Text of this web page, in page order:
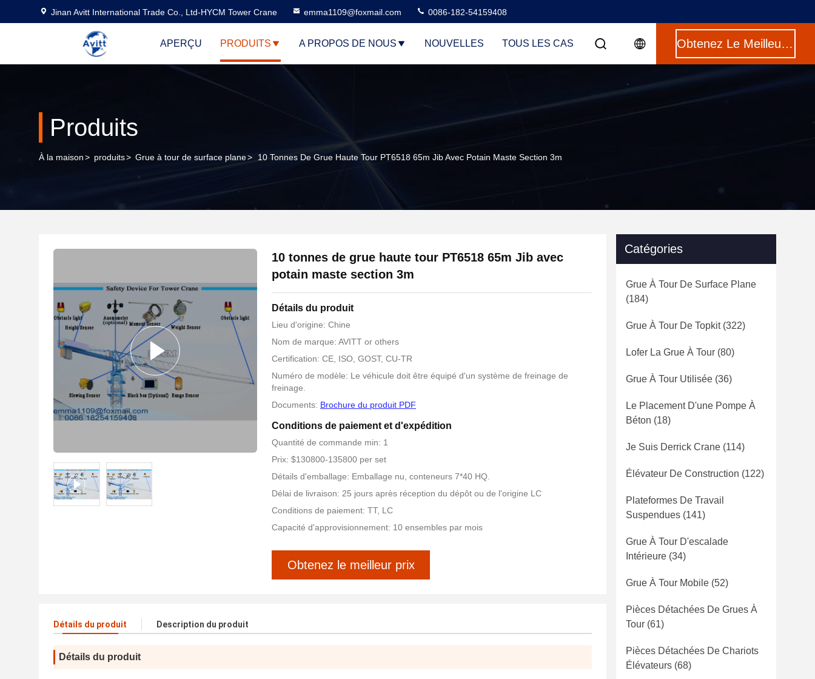
Jinan Avitt International Trade Co., Ltd-HYCM Tower Crane emma1109@foxmail.com 0086-182-54159408
APERÇU PRODUITS A PROPOS DE NOUS NOUVELLES TOUS LES CAS Obtenez Le Meilleur Prix
Produits
À la maison> produits> Grue à tour de surface plane> 10 Tonnes De Grue Haute Tour PT6518 65m Jib Avec Potain Maste Section 3m
10 tonnes de grue haute tour PT6518 65m Jib avec
potain maste section 3m
Détails du produit
Lieu d'origine: Chine
Nom de marque: AVITT or others
Certification: CE, ISO, GOST, CU-TR
Numéro de modèle: Le véhicule doit être équipé d'un système de freinage de
freinage.
Documents: Brochure du produit PDF
Conditions de paiement et d'expédition
Quantité de commande min: 1
Prix: $130800-135800 per set
Détails d'emballage: Emballage nu, conteneurs 7*40 HQ.
Délai de livraison: 25 jours après réception du dépôt ou de l'origine LC
Conditions de paiement: TT, LC
Capacité d'approvisionnement: 10 ensembles par mois
Obtenez le meilleur prix
Détails du produit Description du produit
Détails du produit
Catégories
Grue À Tour De Surface Plane
(184)
Grue À Tour De Topkit(322)
Lofer La Grue À Tour (80)
Grue À Tour Utilisée (36)
Le Placement D'une Pompe À
Béton (18)
Je Suis Derrick Crane (114)
Élévateur De Construction (122)
Plateformes De Travail
Suspendues (141)
Grue À Tour D'escalade
Intérieure (34)
Grue À Tour Mobile (52)
Pièces Détachées De Grues À
Tour (61)
Pièces Détachées De Chariots
Élévateurs (68)